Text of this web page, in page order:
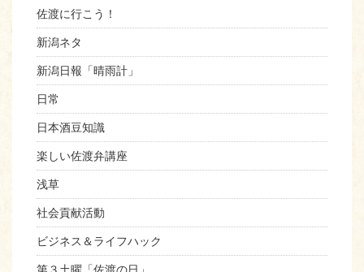
佐渡に行こう！
新潟ネタ
新潟日報「晴雨計」
日常
日本酒豆知識
楽しい佐渡弁講座
浅草
社会貢献活動
ビジネス＆ライフハック